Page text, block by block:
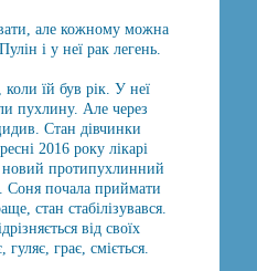
але кожному можна
і у неї рак легень.
коли їй був рік. У неї
пухлину. Але через
Стан дівчинки
2016 року лікарі
новий протипухлинний
Соня почала приймати
стан стабілізувався.
від своїх
гуляє, грає, сміється.